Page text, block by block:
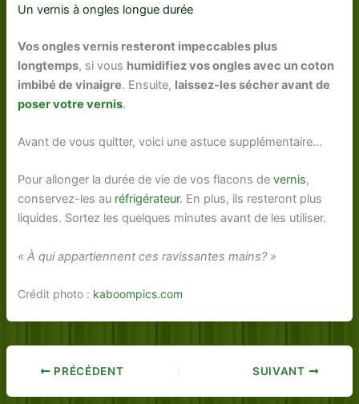
Un vernis à ongles longue durée
Vos ongles vernis resteront impeccables plus
longtemps, si vous humidifiez vos ongles avec un coton
imbibé de vinaigre. Ensuite, laissez-les sécher avant de
poser votre vernis.
Avant de vous quitter, voici une astuce supplémentaire…
Pour allonger la durée de vie de vos flacons devernis,
conservez-les au réfrigérateur. En plus, ils resteront plus
liquides. Sortez les quelques minutes avant de les utiliser.
« À qui appartiennent ces ravissantes mains? »
Crédit photo : kaboompics.com
PRÉCÉDENT SUIVANT